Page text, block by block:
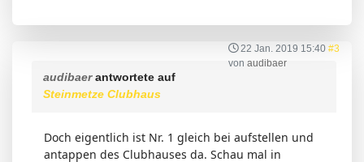
22 Jan. 2019 15:40 #3
von audibaer
audibaerantwortete auf
Steinmetze Clubhaus
Doch eigentlich ist Nr. 1 gleich bei aufstellen und
antappen des Clubhauses da. Schau mal in